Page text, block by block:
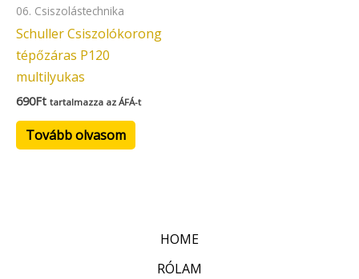
06. Csiszolástechnika
Schuller Csiszolókorong
tépőzáras P120
multilyukas
690Ft tartalmazza az ÁFÁ-t
Tovább olvasom
HOME
RÓLAM